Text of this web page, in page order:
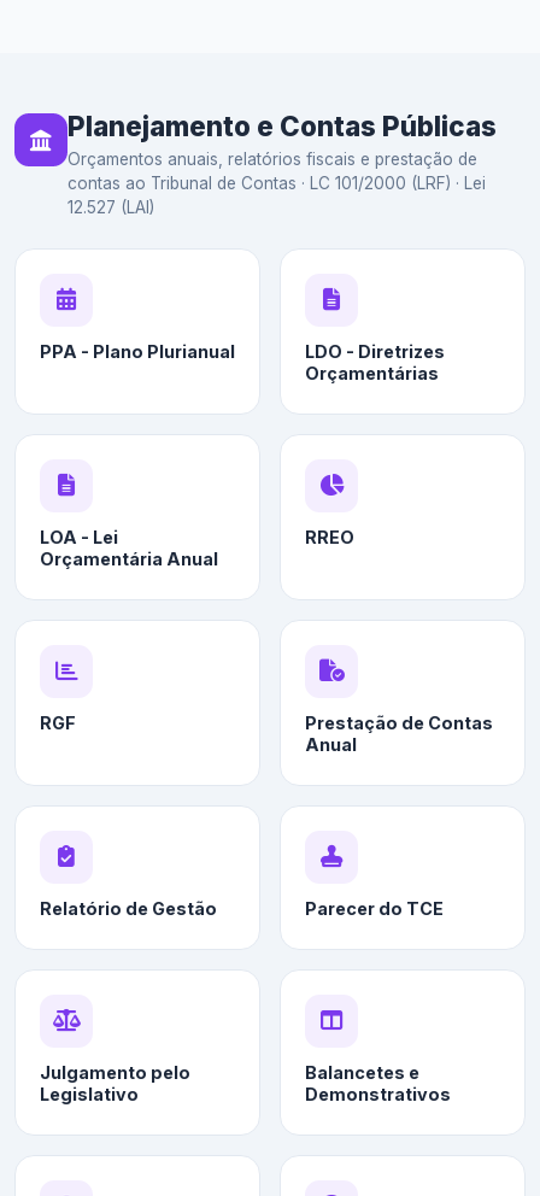
Planejamento e Contas Públicas
Orçamentos anuais, relatórios fiscais e prestação de
contas ao Tribunal de Contas · LC 101/2000 (LRF) · Lei
12.527 (LAI)
PPA - Plano Plurianual
LDO - Diretrizes
Orçamentárias
LOA - Lei
Orçamentária Anual
RREO
RGF
Prestação de Contas
Anual
Relatório de Gestão Parecer do TCE
Julgamento pelo
Legislativo
Balancetes e
Demonstrativos